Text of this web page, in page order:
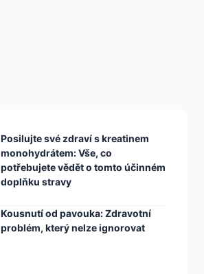
Posilujte své zdraví s kreatinem
monohydrátem: Vše, co
potřebujete vědět o tomto účinném
doplňku stravy
Kousnutí od pavouka: Zdravotní
problém, který nelze ignorovat